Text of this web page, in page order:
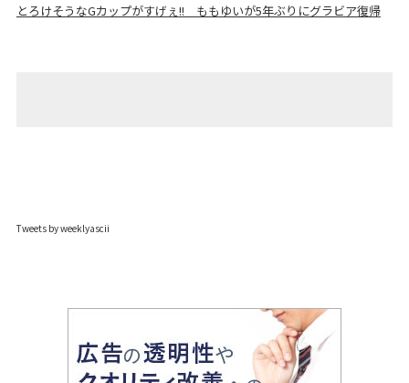
とろけそうなGカップがすげぇ!! ももゆいが5年ぶりにグラビア復帰
Tweets by weeklyascii